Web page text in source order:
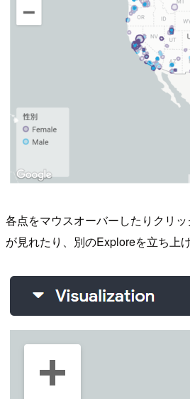
各点をマウスオーバーしたりクリ
が見れたり、別のExploreを立ち上